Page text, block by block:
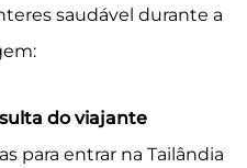
saudável durante a
do viajante
para entrar na Tailândia